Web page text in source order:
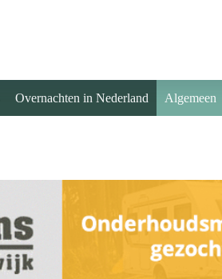
Overnachten in Nederland Algemeen